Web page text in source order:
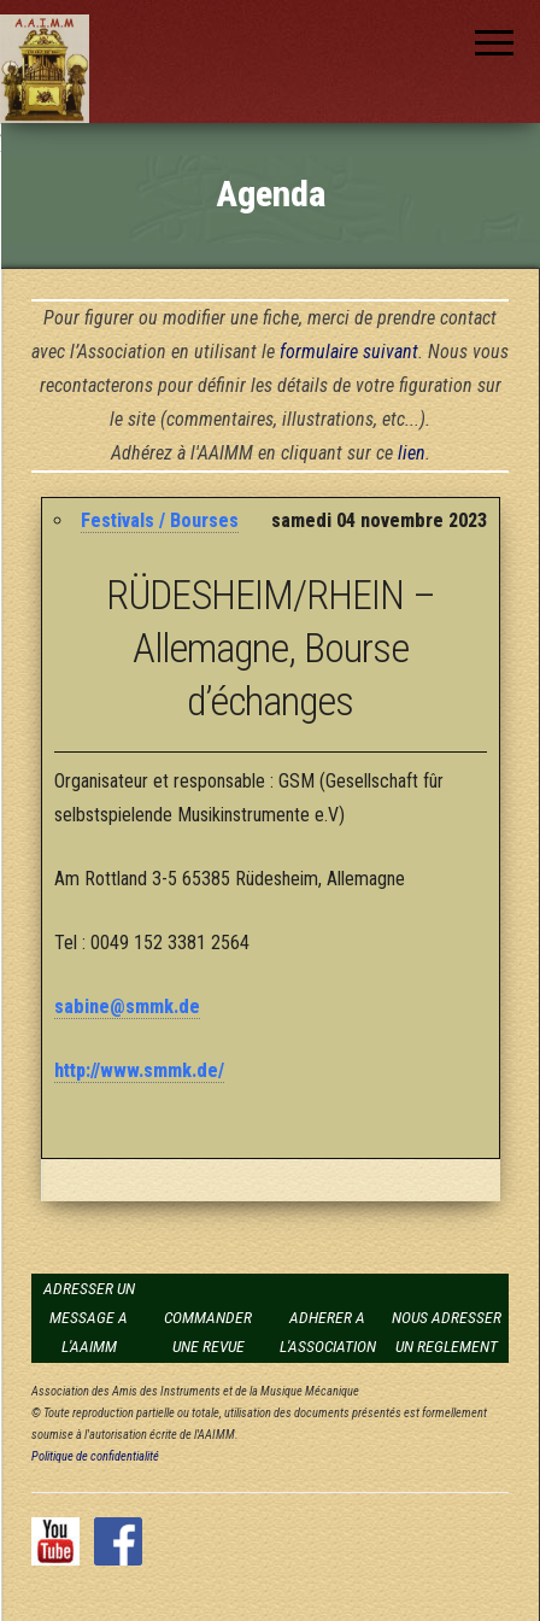
Musique
Agenda
Pour figurer ou modifier une fiche, merci de prendre contact
avec l’Association en utilisant le formulaire suivant. Nous vous
recontacterons pour définir les détails de votre figuration sur
le site (commentaires, illustrations, etc...).
Adhérez à l'AAIMM en cliquant sur ce lien.
samedi 04 novembre 2023
Festivals / Bourses
RÜDESHEIM/RHEIN –
Allemagne, Bourse
d’échanges
Organisateur et responsable : GSM (Gesellschaft fûr
selbstspielende Musikinstrumente e.V)
Am Rottland 3-5 65385 Rüdesheim, Allemagne
Tel : 0049 152 3381 2564
sabine@smmk.de
http://www.smmk.de/
ADRESSER UN
MESSAGE A
L'AAIMM
COMMANDER
UNE REVUE
ADHERER A
L'ASSOCIATION
NOUS ADRESSER
UN REGLEMENT
Association des Amis des Instruments et de la Musique Mécanique
© Toute reproduction partielle ou totale, utilisation des documents présentés est formellement
soumise à l'autorisation écrite de l'AAIMM.
Politique de confidentialité